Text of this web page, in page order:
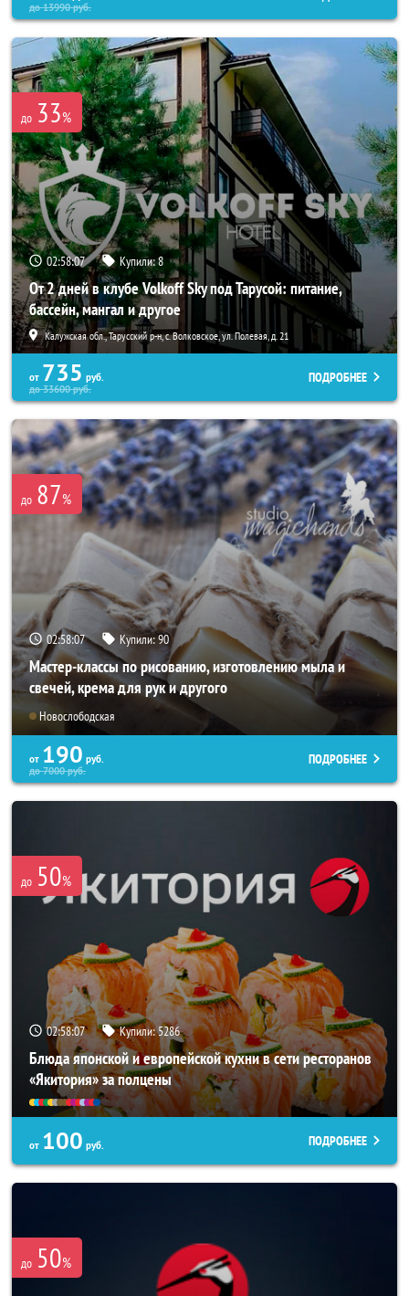
до13990руб.
до 33%
02:58:03 Купили:8
От 2 дней в клубе Volkoff Sky под Тарусой: питание,
бассейн, мангал и другое
Калужская обл., Тарусский р-н, с. Волковское, ул. Полевая, д. 21
от 735 руб.
до33600руб.
ПОДРОБНЕЕ
до 87%
02:58:03 Купили:90
Мастер-классы по рисованию, изготовлению мыла и
свечей, крема для рук и другого
Новослободская
от 190 руб.
до7000руб.
ПОДРОБНЕЕ
до 50%
02:58:03 Купили:5286
Блюда японской и европейской кухни в сети ресторанов
«Якитория» за полцены
от 100 руб. ПОДРОБНЕЕ
до 50%